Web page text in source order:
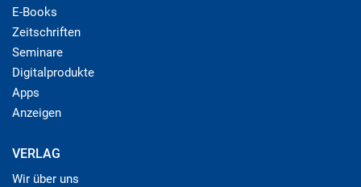
E-Books
Zeitschriften
Seminare
Digitalprodukte
Apps
Anzeigen
VERLAG
Wir über uns